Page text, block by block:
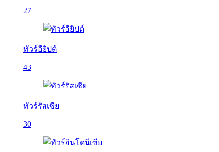
27
ทัวร์อียิปต์
43
ทัวร์รัสเซีย
30